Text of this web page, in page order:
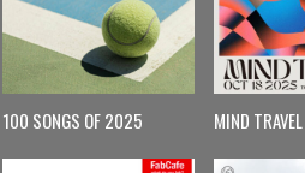
100 SONGS OF 2025 MIND TRAVEL